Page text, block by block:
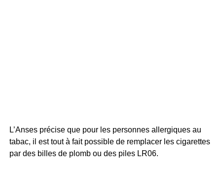
L’Anses précise que pour les personnes allergiques au
tabac, il est tout à fait possible de remplacer les cigarettes
par des billes de plomb ou des piles LR06.